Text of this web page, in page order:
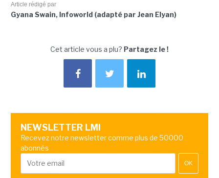
Article rédigé par
Gyana Swain, Infoworld (adapté par Jean Elyan)
Cet article vous a plu? Partagez le !
NEWSLETTER LMI
Recevez notre newsletter comme plus de 50000
abonnés
OK